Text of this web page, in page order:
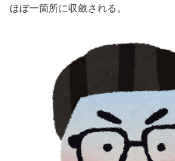
ほぼ一箇所に収斂される。